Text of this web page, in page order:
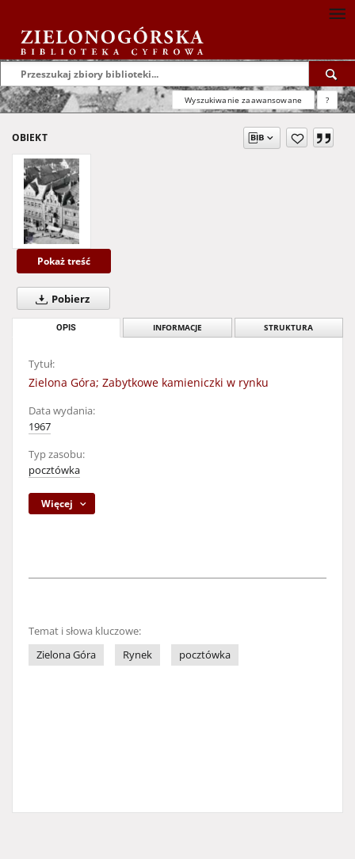
Wyszukiwanie zaawansowane ?
OBIEKT
Pokaż treść
Pobierz
OPIS INFORMACJE STRUKTURA
Tytuł:
Zielona Góra; Zabytkowe kamieniczki w rynku
Data wydania:
1967
Typ zasobu:
pocztówka
Więcej
Temat i słowa kluczowe:
Zielona Góra
Rynek pocztówka